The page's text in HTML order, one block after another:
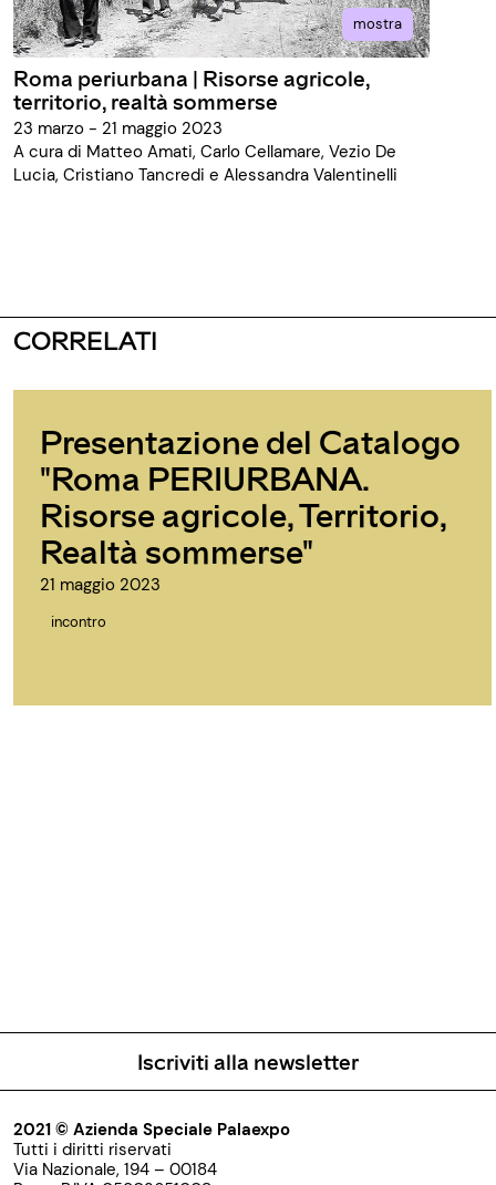
mostra
Roma periurbana | Risorse agricole,
territorio, realtà sommerse
23 marzo - 21 maggio 2023
A cura di Matteo Amati, Carlo Cellamare, Vezio De
Lucia, Cristiano Tancredi e Alessandra Valentinelli
CORRELATI
Presentazione del Catalogo
"Roma PERIURBANA.
Risorse agricole, Territorio,
Realtà sommerse"
21 maggio 2023
incontro
Iscriviti alla newsletter
2021 © Azienda Speciale Palaexpo
Tutti i diritti riservati
Via Nazionale, 194 – 00184